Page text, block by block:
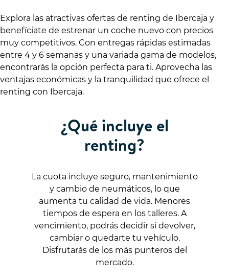
Explora las atractivas ofertas de renting de Ibercaja y
benefíciate de estrenar un coche nuevo con precios
muy competitivos. Con entregas rápidas estimadas
entre 4 y 6 semanas y una variada gama de modelos,
encontrarás la opción perfecta para ti. Aprovecha las
ventajas económicas y la tranquilidad que ofrece el
renting con Ibercaja.
¿Qué incluye el
renting?
La cuota incluye seguro, mantenimiento
y cambio de neumáticos, lo que
aumenta tu calidad de vida. Menores
tiempos de espera en los talleres. A
vencimiento, podrás decidir si devolver,
cambiar o quedarte tu vehículo.
Disfrutarás de los más punteros del
mercado.